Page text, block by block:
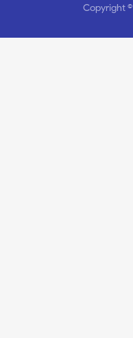
Copyright ©